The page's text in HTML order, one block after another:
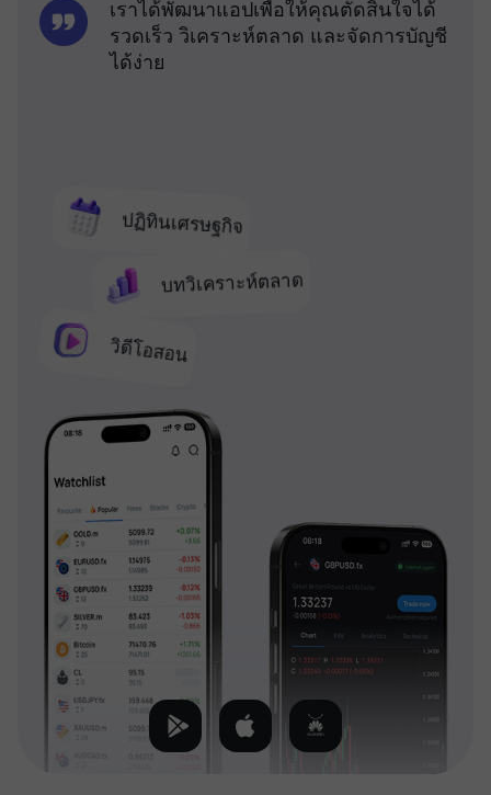
ปฏิทินเศรษฐกิจ
บทวิเคราะห์ตลาด
วิดีโอสอน
เราได้พัฒนาแอปเพื่อให้คุณตัดสินใจได้
รวดเร็ว วิเคราะห์ตลาด และจัดการบัญชี
ได้ง่าย